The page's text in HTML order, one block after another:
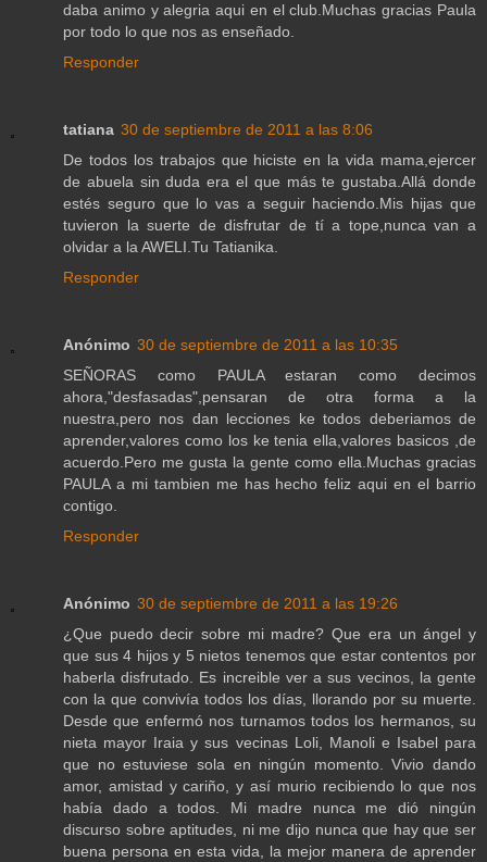
daba animo y alegria aqui en el club.Muchas gracias Paula
por todo lo que nos as enseñado.
Responder
tatiana 30 de septiembre de 2011 a las 8:06
De todos los trabajos que hiciste en la vida mama,ejercer
de abuela sin duda era el que más te gustaba.Allá donde
estés seguro que lo vas a seguir haciendo.Mis hijas que
tuvieron la suerte de disfrutar de tí a tope,nunca van a
olvidar a la AWELI.Tu Tatianika.
Responder
Anónimo 30 de septiembre de 2011 a las 10:35
SEÑORAS como PAULA estaran como decimos
ahora,"desfasadas",pensaran de otra forma a la
nuestra,pero nos dan lecciones ke todos deberiamos de
aprender,valores como los ke tenia ella,valores basicos ,de
acuerdo.Pero me gusta la gente como ella.Muchas gracias
PAULA a mi tambien me has hecho feliz aqui en el barrio
contigo.
Responder
Anónimo 30 de septiembre de 2011 a las 19:26
¿Que puedo decir sobre mi madre? Que era un ángel y
que sus 4 hijos y 5 nietos tenemos que estar contentos por
haberla disfrutado. Es increible ver a sus vecinos, la gente
con la que convivía todos los días, llorando por su muerte.
Desde que enfermó nos turnamos todos los hermanos, su
nieta mayor Iraia y sus vecinas Loli, Manoli e Isabel para
que no estuviese sola en ningún momento. Vivio dando
amor, amistad y cariño, y así murio recibiendo lo que nos
había dado a todos. Mi madre nunca me dió ningún
discurso sobre aptitudes, ni me dijo nunca que hay que ser
buena persona en esta vida, la mejor manera de aprender